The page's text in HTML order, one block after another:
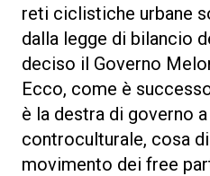
reti ciclistiche urbane
dalla legge di bilancio
deciso il Governo
Ecco, come è
è la destra di governo
controculturale, cosa
movimento dei free